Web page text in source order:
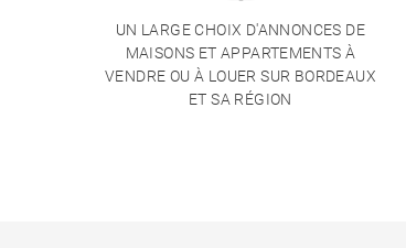
UN LARGE CHOIX D'ANNONCES DE
MAISONS ET APPARTEMENTS À
VENDRE OU À LOUER SUR BORDEAUX
ET SA RÉGION